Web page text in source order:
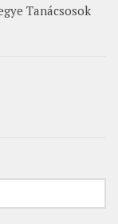
Tanácsosok